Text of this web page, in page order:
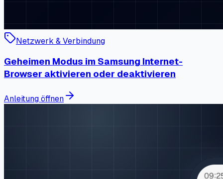
Netzwerk & Verbindung
Geheimen Modus im Samsung Internet-
Browser aktivieren oder deaktivieren
Anleitung öffnen